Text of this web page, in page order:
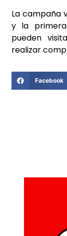
La campaña
y la
pueden
realizar
COMPARTIR
Facebook